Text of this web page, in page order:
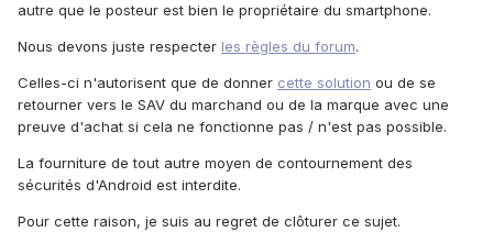
autre que le posteur est bien le propriétaire du smartphone.
Nous devons juste respecter les règles du forum.
Celles-ci n'autorisent que de donner cette solution ou de se
retourner vers le SAV du marchand ou de la marque avec une
preuve d'achat si cela ne fonctionne pas / n'est pas possible.
La fourniture de tout autre moyen de contournement des
sécurités d'Android est interdite.
Pour cette raison, je suis au regret de clôturer ce sujet.